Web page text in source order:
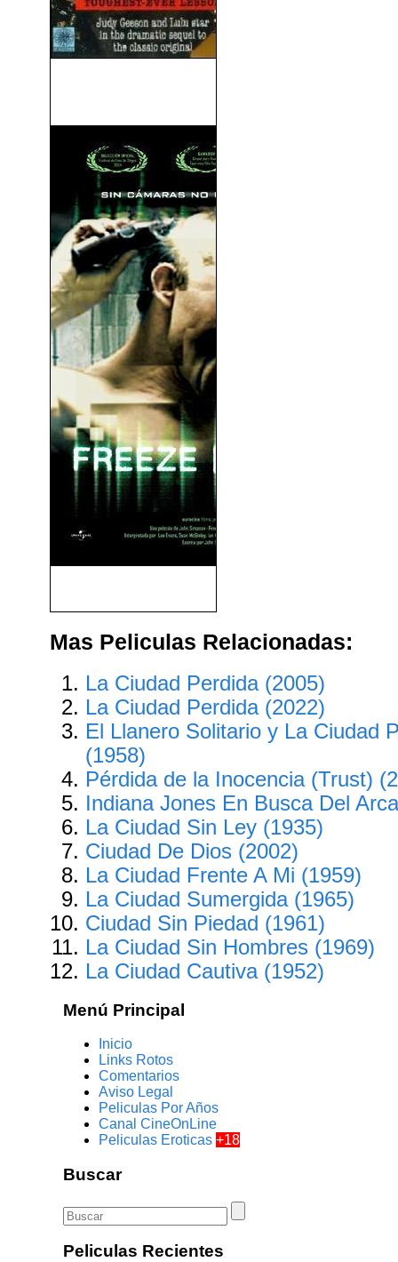
Mas Peliculas Relacionadas:
La Ciudad Perdida (2005)
La Ciudad Perdida (2022)
El Llanero Solitario y La Ciudad
(1958)
Pérdida de la Inocencia (Trust)
Indiana Jones En Busca Del
La Ciudad Sin Ley (1935)
Ciudad De Dios (2002)
La Ciudad Frente A Mi (1959)
La Ciudad Sumergida (1965)
Ciudad Sin Piedad (1961)
La Ciudad Sin Hombres (1969)
La Ciudad Cautiva (1952)
Menú Principal
Inicio
Links Rotos
Comentarios
Aviso Legal
Peliculas Por Años
Canal CineOnLine
Peliculas Eroticas+18
Buscar
Peliculas Recientes